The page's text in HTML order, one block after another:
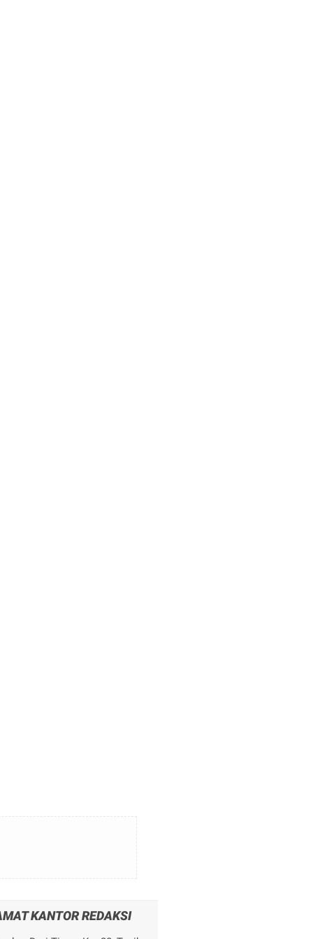
KANTOR REDAKSI